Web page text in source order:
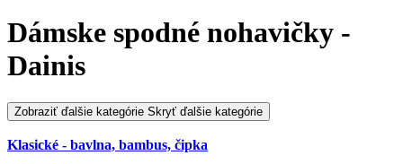
Dámske spodné nohavičky -
Dainis
Zobraziť ďalšie kategórie Skryť ďalšie kategórie
Klasické - bavlna, bambus, čipka